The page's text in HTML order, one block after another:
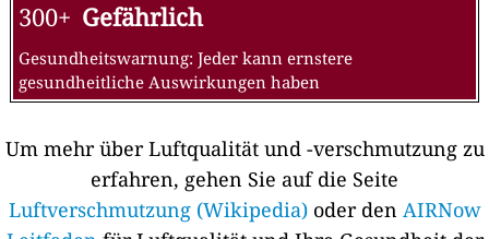
300+ Gefährlich
Gesundheitswarnung: Jeder kann ernstere
gesundheitliche Auswirkungen haben
Um mehr über Luftqualität und -verschmutzung zu
erfahren, gehen Sie auf die Seite
Luftverschmutzung (Wikipedia)oder den AIRNow